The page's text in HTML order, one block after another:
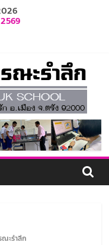
ารศึกษา 2569
กร ปีการศึกษา 2569
ปีการศึกษา 2569
ารศึกษา 2570
ณะรำลึก